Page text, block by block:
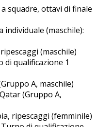
a squadre, ottavi di finale
individuale (maschile):
(maschile)
di qualificazione 1
A, maschile)
(Gruppo A,
ripescaggi (femminile)